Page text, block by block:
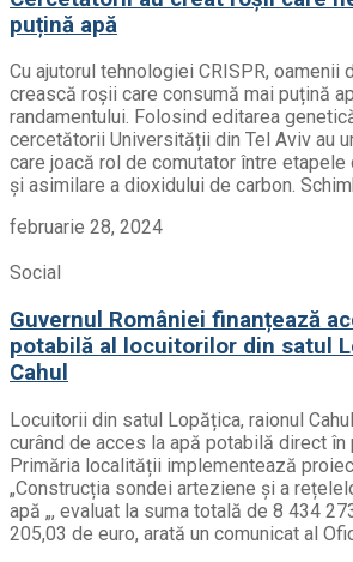
puțină apă
Cu ajutorul tehnologiei CRISPR, oamenii
crească roșii care consumă mai puțină
randamentului. Folosind editarea
cercetătorii Universității din Tel Aviv au
care joacă rol de comutator între etapele
și asimilare a dioxidului de carbon.
februarie 28, 2024
Social
Guvernul României finanțează
potabilă al locuitorilor din satul
Cahul
Locuitorii din satul Lopățica, raionul
curând de acces la apă potabilă direct
Primăria localității implementează
„Construcția sondei arteziene și a
apă „, evaluat la suma totală de 8 434
205,03 de euro, arată un comunicat al